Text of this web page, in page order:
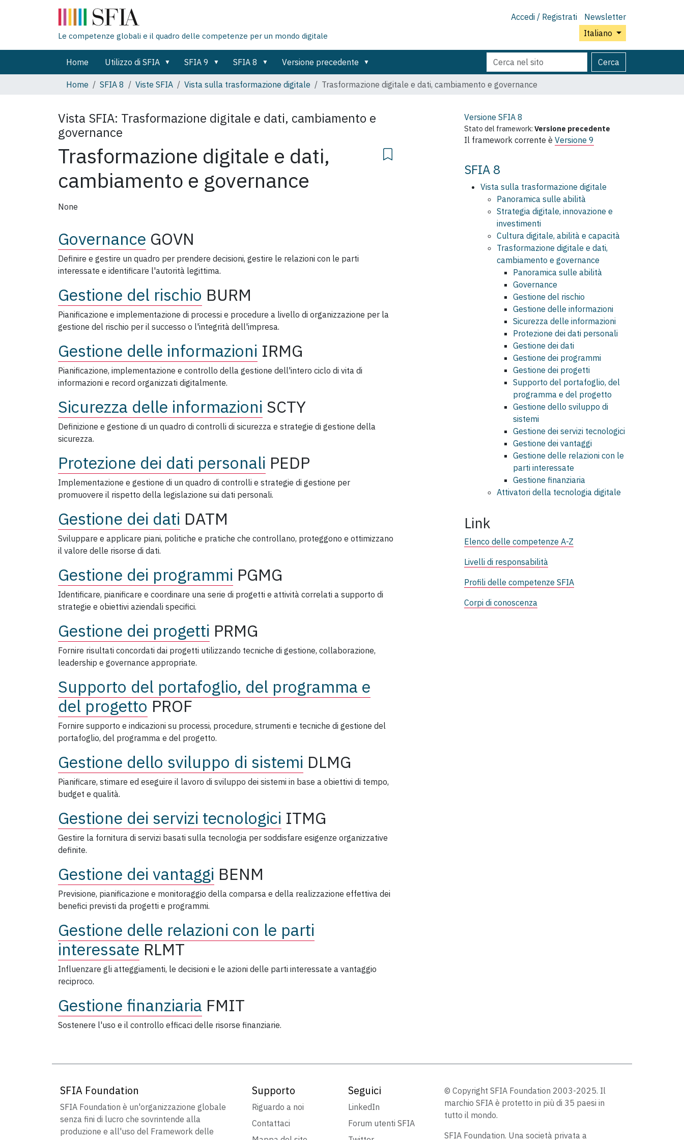
Accedi / Registrati
Newsletter
Italiano
Le competenze globali e il quadro delle competenze per un mondo digitale
Home Utilizzo di SFIA SFIA 9 SFIA 8 Versione precedente
Cerca
nel
sito
Cerca
Ricerca
avanzata…
Home
SFIA 8 Viste SFIA Vista sulla trasformazione digitale Trasformazione digitale e dati, cambiamento e governance
Vista SFIA: Trasformazione digitale e dati, cambiamento e
governance
Trasformazione digitale e dati,
cambiamento e governance
None
Governance GOVN
Definire e gestire un quadro per prendere decisioni, gestire le relazioni con le parti
interessate e identificare l'autorità legittima.
Gestione del rischio BURM
Pianificazione e implementazione di processi e procedure a livello di organizzazione per la
gestione del rischio per il successo o l'integrità dell'impresa.
Gestione delle informazioni IRMG
Pianificazione, implementazione e controllo della gestione dell'intero ciclo di vita di
informazioni e record organizzati digitalmente.
Sicurezza delle informazioni SCTY
Definizione e gestione di un quadro di controlli di sicurezza e strategie di gestione della
sicurezza.
Protezione dei dati personali PEDP
Implementazione e gestione di un quadro di controlli e strategie di gestione per
promuovere il rispetto della legislazione sui dati personali.
Gestione dei dati DATM
Sviluppare e applicare piani, politiche e pratiche che controllano, proteggono e ottimizzano
il valore delle risorse di dati.
Gestione dei programmi PGMG
Identificare, pianificare e coordinare una serie di progetti e attività correlati a supporto di
strategie e obiettivi aziendali specifici.
Gestione dei progetti PRMG
Fornire risultati concordati dai progetti utilizzando tecniche di gestione, collaborazione,
leadership e governance appropriate.
Supporto del portafoglio, del programma e
del progetto PROF
Fornire supporto e indicazioni su processi, procedure, strumenti e tecniche di gestione del
portafoglio, del programma e del progetto.
Gestione dello sviluppo di sistemi DLMG
Pianificare, stimare ed eseguire il lavoro di sviluppo dei sistemi in base a obiettivi di tempo,
budget e qualità.
Gestione dei servizi tecnologici ITMG
Gestire la fornitura di servizi basati sulla tecnologia per soddisfare esigenze organizzative
definite.
Gestione dei vantaggi BENM
Previsione, pianificazione e monitoraggio della comparsa e della realizzazione effettiva dei
benefici previsti da progetti e programmi.
Gestione delle relazioni con le parti
interessate RLMT
Influenzare gli atteggiamenti, le decisioni e le azioni delle parti interessate a vantaggio
reciproco.
Gestione finanziaria FMIT
Sostenere l'uso e il controllo efficaci delle risorse finanziarie.
Versione SFIA 8
Stato del framework: Versione precedente
Il framework corrente è Versione 9
SFIA 8
Vista sulla trasformazione digitale
Panoramica sulle abilità
Strategia digitale, innovazione e
investimenti
Cultura digitale, abilità e capacità
Trasformazione digitale e dati,
cambiamento e governance
Panoramica sulle abilità
Governance
Gestione del rischio
Gestione delle informazioni
Sicurezza delle informazioni
Protezione dei dati personali
Gestione dei dati
Gestione dei programmi
Gestione dei progetti
Supporto del portafoglio, del
programma e del progetto
Gestione dello sviluppo di
sistemi
Gestione dei servizi tecnologici
Gestione dei vantaggi
Gestione delle relazioni con le
parti interessate
Gestione finanziaria
Attivatori della tecnologia digitale
Link
Elenco delle competenze A-Z
Livelli di responsabilità
Profili delle competenze SFIA
Corpi di conoscenza
SFIA Foundation
SFIA Foundation è un'organizzazione globale
senza fini di lucro che sovrintende alla
produzione e all'uso del Framework delle
Supporto
Riguardo a noi
Contattaci
Seguici
LinkedIn
Forum utenti SFIA
© Copyright SFIA Foundation 2003-2025. Il
marchio SFIA è protetto in più di 35 paesi in
tutto il mondo.
SFIA Foundation. Una società privata a